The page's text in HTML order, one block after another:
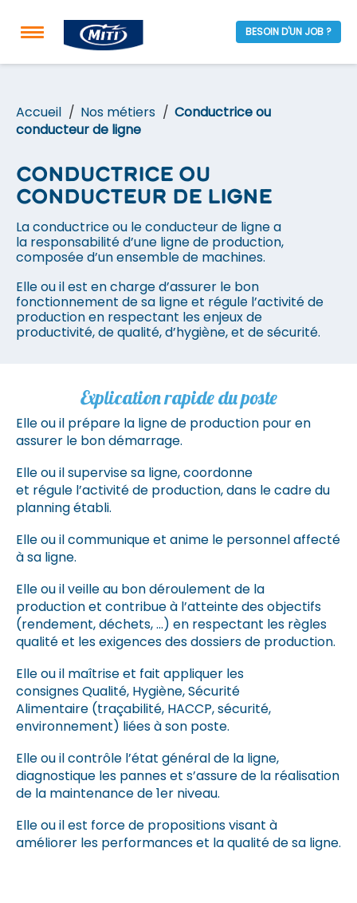
BESOIN D'UN JOB ?
Accueil Nos métiers
Conductrice ou
conducteur de ligne
Conductrice ou
conducteur de ligne
La conductrice ou le conducteur de ligne a
la responsabilité d’une ligne de production,
composée d’un ensemble de machines.
Elle ou il est en charge d’assurer le bon
fonctionnement de sa ligne et régule l’activité de
production en respectant les enjeux de
productivité, de qualité, d’hygiène, et de sécurité.
Explication rapide du poste
Elle ou il prépare la ligne de production pour en
assurer le bon démarrage.
Elle ou il supervise sa ligne, coordonne
et régule l’activité de production, dans le cadre du
planning établi.
Elle ou il communique et anime le personnel affecté
à sa ligne.
Elle ou il veille au bon déroulement de la
production et contribue à l’atteinte des objectifs
(rendement, déchets, …) en respectant les règles
qualité et les exigences des dossiers de production.
Elle ou il maîtrise et fait appliquer les
consignes Qualité, Hygiène, Sécurité
Alimentaire (traçabilité, HACCP, sécurité,
environnement) liées à son poste.
Elle ou il contrôle l’état général de la ligne,
diagnostique les pannes et s’assure de la réalisation
de la maintenance de 1er niveau.
Elle ou il est force de propositions visant à
améliorer les performances et la qualité de sa ligne.